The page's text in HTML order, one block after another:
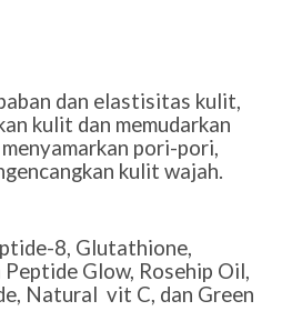
dan elastisitas kulit,
kulit dan memudarkan
pori-pori,
kulit wajah.
8, Glutathione,
Glow, Rosehip Oil,
Natural vit C, dan Green